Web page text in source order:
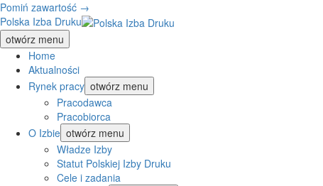
Pomiń zawartość →
Polska Izba Druku
otwórz menu
Home
Aktualności
Rynek pracy otwórz menu
Pracodawca
Pracobiorca
O Izbie otwórz menu
Władze Izby
Statut Polskiej Izby Druku
Cele i zadania